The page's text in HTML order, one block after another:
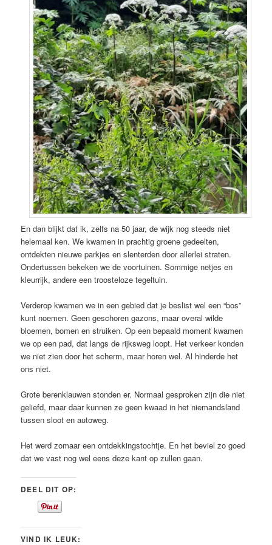
En dan blijkt dat ik, zelfs na 50 jaar, de wijk nog steeds niet
helemaal ken. We kwamen in prachtig groene gedeelten,
ontdekten nieuwe parkjes en slenterden door allerlei straten.
Ondertussen bekeken we de voortuinen. Sommige netjes en
kleurrijk, andere een troosteloze tegeltuin.
Verderop kwamen we in een gebied dat je beslist wel een “bos”
kunt noemen. Geen geschoren gazons, maar overal wilde
bloemen, bomen en struiken. Op een bepaald moment kwamen
we op een pad, dat langs de rijksweg loopt. Het verkeer konden
we niet zien door het scherm, maar horen wel. Al hinderde het
ons niet.
Grote berenklauwen stonden er. Normaal gesproken zijn die niet
geliefd, maar daar kunnen ze geen kwaad in het niemandsland
tussen sloot en autoweg.
Het werd zomaar een ontdekkingstochtje. En het beviel zo goed
dat we vast nog wel eens deze kant op zullen gaan.
DEEL DIT OP:
VIND IK LEUK: